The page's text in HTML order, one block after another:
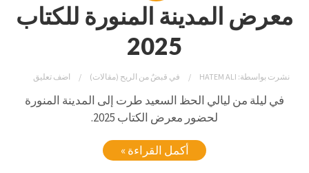
معرض المدينة المنورة للكتاب
2025
نشرت بواسطة: HATEM ALI في قبضٌ من الريح (مقالات) اضف تعليق
في ليلة من ليالي الحظ السعيد طرت إلى المدينة المنورة
لحضور معرض الكتاب 2025.
أكمل القراءة »